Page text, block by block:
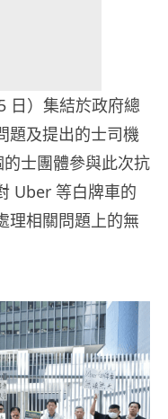
日）集結於政府總
題及提出的士司機
士團體參與此次抗
Uber 等白牌車的
理相關問題上的無